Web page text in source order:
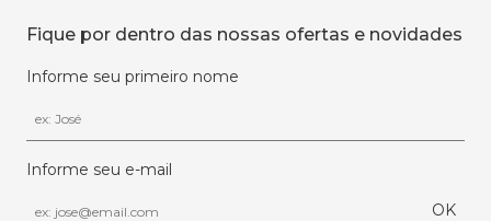
Fique por dentro das nossas ofertas e novidades
Informe seu primeiro nome
Informe seu e-mail
OK